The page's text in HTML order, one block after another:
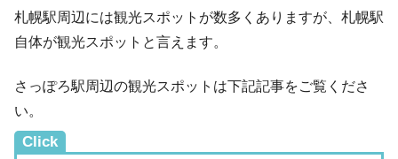
札幌駅周辺には観光スポットが数多くありますが、札幌駅
自体が観光スポットと言えます。
さっぽろ駅周辺の観光スポットは下記記事をご覧くださ
い。
Click